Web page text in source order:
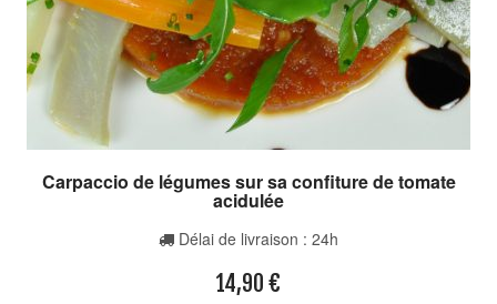
Carpaccio de légumes sur sa confiture de tomate
acidulée
Délai de livraison : 24h
14,90 €